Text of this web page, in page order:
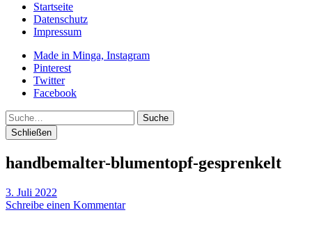
Startseite
Datenschutz
Impressum
Made in Minga, Instagram
Pinterest
Twitter
Facebook
Suche
Schließen
handbemalter-blumentopf-gesprenkelt
3. Juli 2022
Schreibe einen Kommentar